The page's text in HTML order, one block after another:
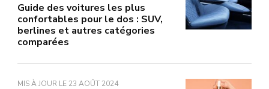
Guide des voitures les plus
confortables pour le dos : SUV,
berlines et autres catégories
comparées
MIS À JOUR LE 23 AOÛT 2024